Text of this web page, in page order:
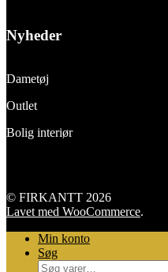
Nyheder
Dametøj
Outlet
Bolig interiør
© FIRKANTT 2026
Lavet med WooCommerce.
Min konto
Søg
Søg